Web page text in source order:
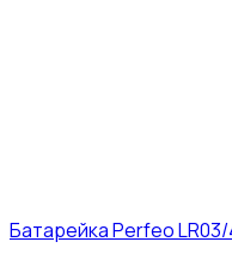
Батарейка Perfeo LR03/